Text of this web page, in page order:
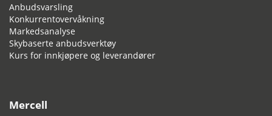
Anbudsvarsling
Konkurrentovervåkning
Markedsanalyse
Skybaserte anbudsverktøy
Kurs for innkjøpere og leverandører
Mercell